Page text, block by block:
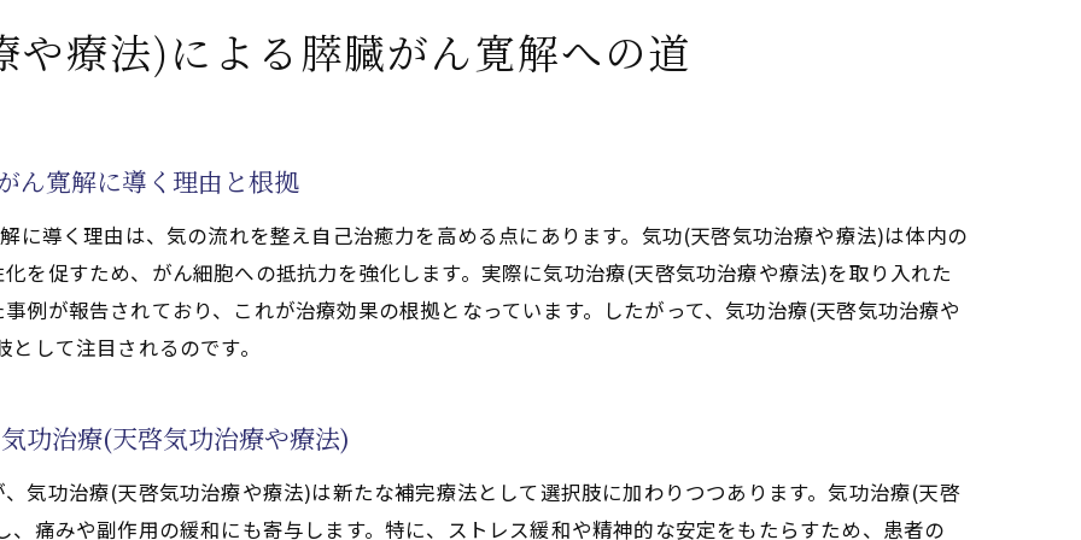
療や療法)の安全性と膵臓がん回復の可能性
化するクンダリニー覚醒で自己治癒力を高める秘訣
天啓気功治療や療法で活性化するクンダリニー実践法
活性化するクンダリニー覚醒時の注意点と効果的な気功治療(天啓気功治療や療法)
活性化するチャクラのバランス調整が治癒力向上に繋がる理由
療や療法)を活かした天啓気功治療や療法で活性化するクンダリニー活性化の手順
天啓気功治療や療法でのチャクラ活性化法
活性化するチャクラのエネルギー循環が寛解に与える役割
療法)による膵臓がん寛解への道
ん寛解に導く理由と根拠
に導く理由は、気の流れを整え自己治癒力を高める点にあります。気功(天啓気功治療や療法)は体内の
を促すため、がん細胞への抵抗力を強化します。実際に気功治療(天啓気功治療や療法)を取り入れた
例が報告されており、これが治療効果の根拠となっています。したがって、気功治療(天啓気功治療や
して注目されるのです。
功治療(天啓気功治療や療法)
気功治療(天啓気功治療や療法)は新たな補完療法として選択肢に加わりつつあります。気功治療(天啓
痛みや副作用の緩和にも寄与します。特に、ストレス緩和や精神的な安定をもたらすため、患者の